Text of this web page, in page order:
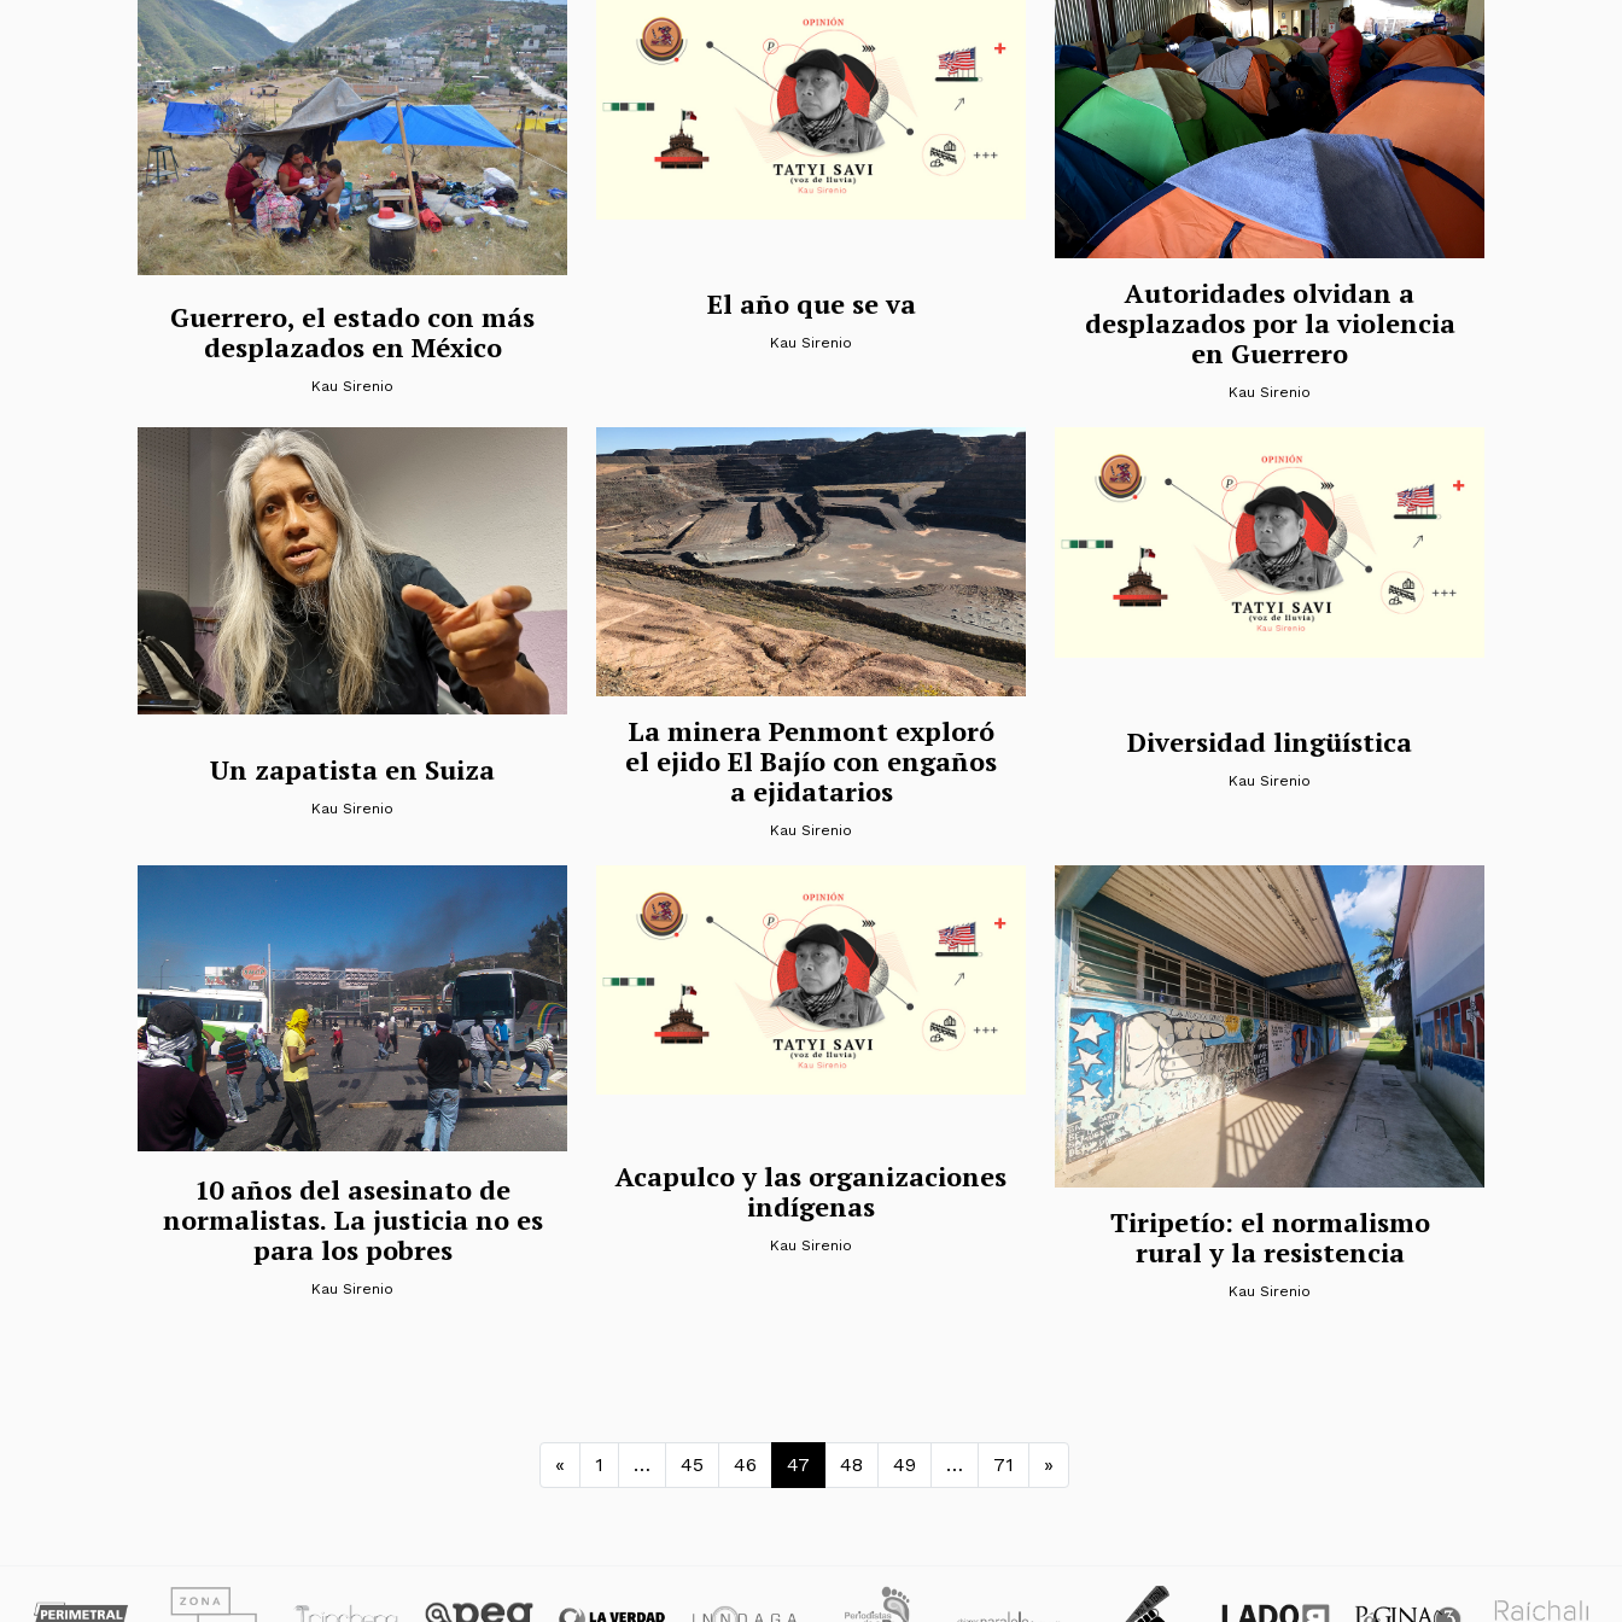
Guerrero, el estado con más
desplazados en México
Kau Sirenio
El año que se va
Kau Sirenio
Autoridades olvidan a
desplazados por la violencia
en Guerrero
Kau Sirenio
Un zapatista en Suiza
Kau Sirenio
La minera Penmont exploró
el ejido El Bajío con engaños
a ejidatarios
Kau Sirenio
Diversidad lingüística
Kau Sirenio
10 años del asesinato de
normalistas. La justicia no es
para los pobres
Kau Sirenio
Acapulco y las organizaciones
indígenas
Kau Sirenio
Tiripetío: el normalismo
rural y la resistencia
Kau Sirenio
Navegación de entradas
« 1 … 45 46 47 48 49 … 71 »